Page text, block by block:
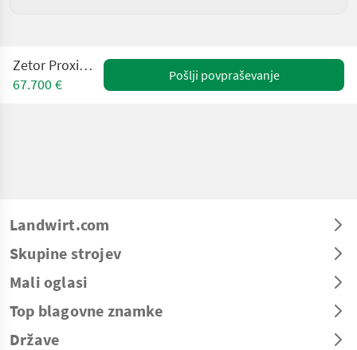
Zetor Proxima CL 110
67.700 €
Pošlji povpraševanje
Landwirt.com
Skupine strojev
Mali oglasi
Top blagovne znamke
Države